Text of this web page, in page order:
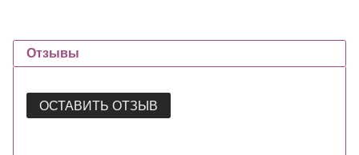
Отзывы
ОСТАВИТЬ ОТЗЫВ